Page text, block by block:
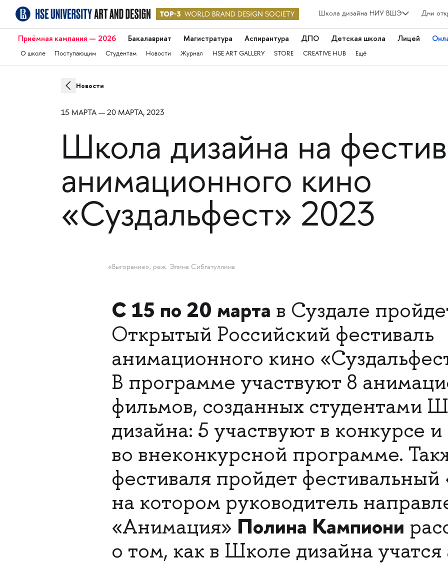
Школа дизайна НИУ ВШЭ Дни
Приёмная кампания — 2026 Бакалавриат Магистратура Аспирантура ДПО Детская школа Лицей
О школе Поступающим Студентам Новости Журнал HSE ART GALLERY STORE CREATIVE HUB Ещё
Новости
15 МАРТА — 20 МАРТА, 2023
Школа дизайна на
анимационного кино
«Суздальфест» 2023
«Выгорание», реж. Элина Сибгатуллина
С 15 по 20 марта в Суздале
Открытый Российский фестиваль
анимационного кино
В программе участвуют 8
фильмов, созданных студентами
дизайна: 5 участвуют в конкурсе
во внеконкурсной программе.
фестиваля пройдет
на котором руководитель
«Анимация» Полина Кампиони
о том, как в Школе дизайна